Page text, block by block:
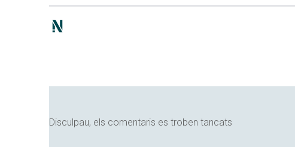
Disculpau, els comentaris es troben tancats